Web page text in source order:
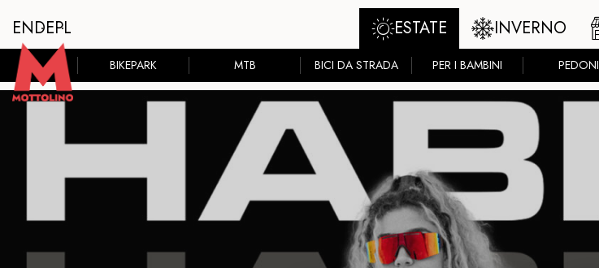
ESTATE INVERNO
ENDEPL
BIKEPARK MTB BICI DA STRADA PER I BAMBINI PEDONI